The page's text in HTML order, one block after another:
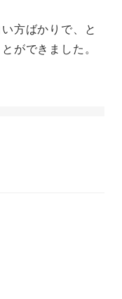
方ばかりで、と
ができました。